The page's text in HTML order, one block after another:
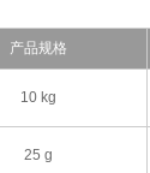
产品规格
10 kg
25 g